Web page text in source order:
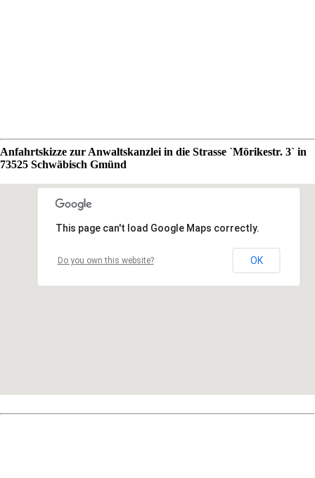
Anfahrtskizze zur Anwaltskanzlei in die Strasse `Mörikestr. 3` in
73525 Schwäbisch Gmünd
This page can't load Google Maps correctly.
Do you own this website? OK